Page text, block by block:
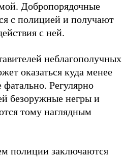
Добропорядочные
с полицией и получают
с ней.
неблагополучных
оказаться куда менее
Регулярно
безоружные негры и
тому наглядным
полиции заключаются